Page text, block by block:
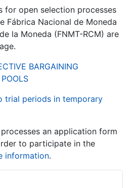
for open selection processes
Fábrica Nacional de Moneda
la Moneda (FNMT-RCM) are
BARGAINING
trial periods in temporary
an application form
to participate in the
information.